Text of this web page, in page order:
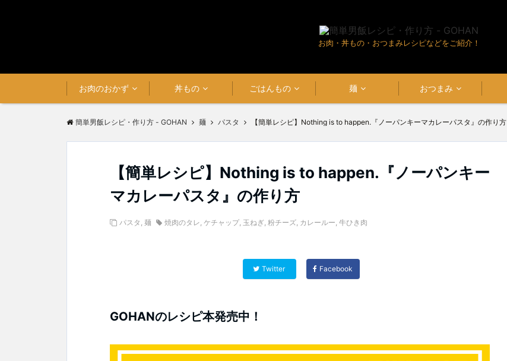
お肉・丼もの・おつまみレシピなどをご紹介！
お肉のおかず 丼もの ごはんもの 麺 おつまみ
簡単男飯レシピ・作り方 - GOHAN 麺 パスタ 【簡単レシピ】Nothing is to happen.『ノーパンキーマカレーパスタ』の作り方
【簡単レシピ】Nothing is to happen.『ノーパンキー
マカレーパスタ』の作り方
パスタ , 麺 焼肉のタレ, ケチャップ, 玉ねぎ, 粉チーズ, カレールー, 牛ひき肉
Twitter Facebook
GOHANのレシピ本発売中！